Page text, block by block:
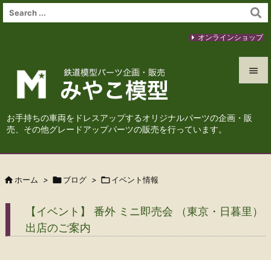
お手持ちの車両をドレスアップするオリジナルパーツの企画・販
売、その他グレードアップパーツの販売を行っています。




オンラインショップ
 ホーム > ブログ > イベント情報
【イベント】 番外 ミニ即売会 （東京・日暮里）
出店のご案内